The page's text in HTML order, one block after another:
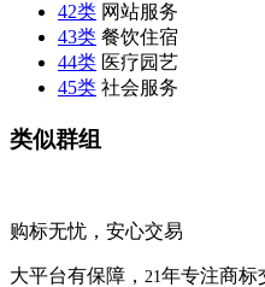
42类 网站服务
43类 餐饮住宿
44类 医疗园艺
45类 社会服务
类似群组
购标无忧，安心交易
大平台有保障， 21年专注商标